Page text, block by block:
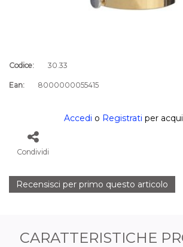
Codice: 30.33
Ean: 8000000055415
Accedi o Registrati per
Condividi
Recensisci per primo questo articolo
CARATTERISTICHE